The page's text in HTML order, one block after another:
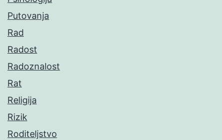
Putovanja
Rad
Radost
Radoznalost
Rat
Religija
Rizik
Roditeljstvo